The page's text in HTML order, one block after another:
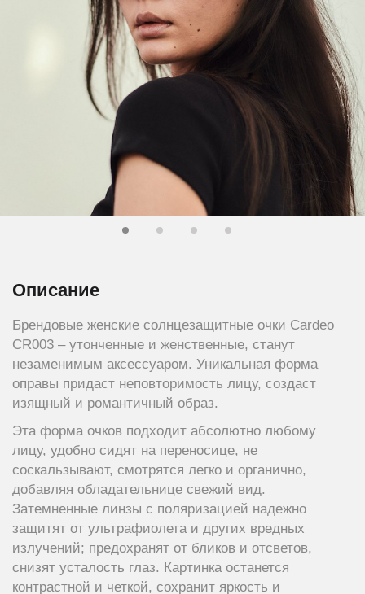
Описание
Брендовые женские солнцезащитные очки Сardeo
CR003 – утонченные и женственные, станут
незаменимым аксессуаром. Уникальная форма
оправы придаст неповторимость лицу, создаст
изящный и романтичный образ.
Эта форма очков подходит абсолютно любому
лицу, удобно сидят на переносице, не
соскальзывают, смотрятся легко и органично,
добавляя обладательнице свежий вид.
Затемненные линзы с поляризацией надежно
защитят от ультрафиолета и других вредных
излучений; предохранят от бликов и отсветов,
снизят усталость глаз. Картинка останется
контрастной и четкой, сохранит яркость и